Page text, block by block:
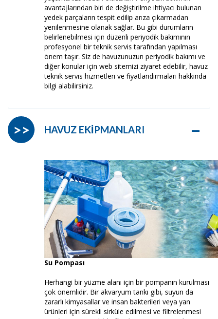
avantajlarından biri de değiştirilme ihtiyacı bulunan
yedek parçaların tespit edilip arıza çıkarmadan
yenilenmesine olanak sağlar. Bu gibi durumların
belirlenebilmesi için düzenli periyodik bakımının
profesyonel bir teknik servis tarafından yapılması
önem taşır. Siz de havuzunuzun periyodik bakımı ve
diğer konular için web sitemizi ziyaret edebilir, havuz
teknik servis hizmetleri ve fiyatlandırmaları hakkında
bilgi alabilirsiniz.
HAVUZ EKİPMANLARI –
>>
Su Pompası
Herhangi bir yüzme alanı için bir pompanın kurulması
çok önemlidir. Bir akvaryum tankı gibi, suyun da
zararlı kimyasallar ve insan bakterileri veya yan
ürünleri için sürekli sirküle edilmesi ve filtrelenmesi